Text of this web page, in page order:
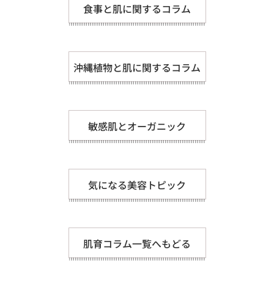
食事と肌に関するコラム
沖縄植物と肌に関するコラム
敏感肌とオーガニック
気になる美容トピック
肌育コラム一覧へもどる